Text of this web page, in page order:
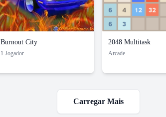
Burnout City
1 Jogador
2048 Multitask
Arcade
Carregar Mais